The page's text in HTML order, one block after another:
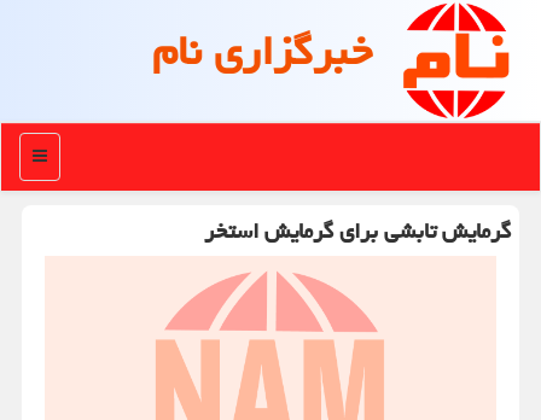
خبرگزاری نام
منو
گرمایش تابشی برای گرمایش استخر